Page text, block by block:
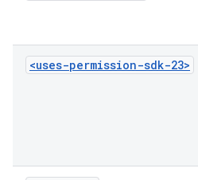
<uses-permission-sdk-23>